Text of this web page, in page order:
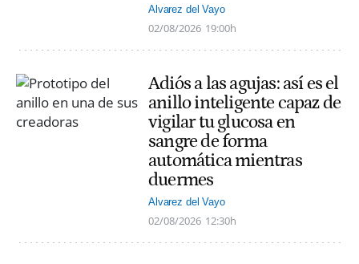
Alvarez del Vayo
02/08/2026 19:00h
Adiós a las agujas: así es el
anillo inteligente capaz de
vigilar tu glucosa en
sangre de forma
automática mientras
duermes
Alvarez del Vayo
02/08/2026 12:30h